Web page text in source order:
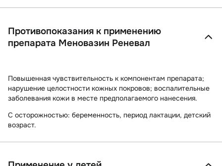
Противопоказания к применению
препарата Меновазин Реневал
Повышенная чувствительность к компонентам препарата;
нарушение целостности кожных покровов; воспалительные
заболевания кожи в месте предполагаемого нанесения.
С осторожностью: беременность, период лактации, детский
возраст.